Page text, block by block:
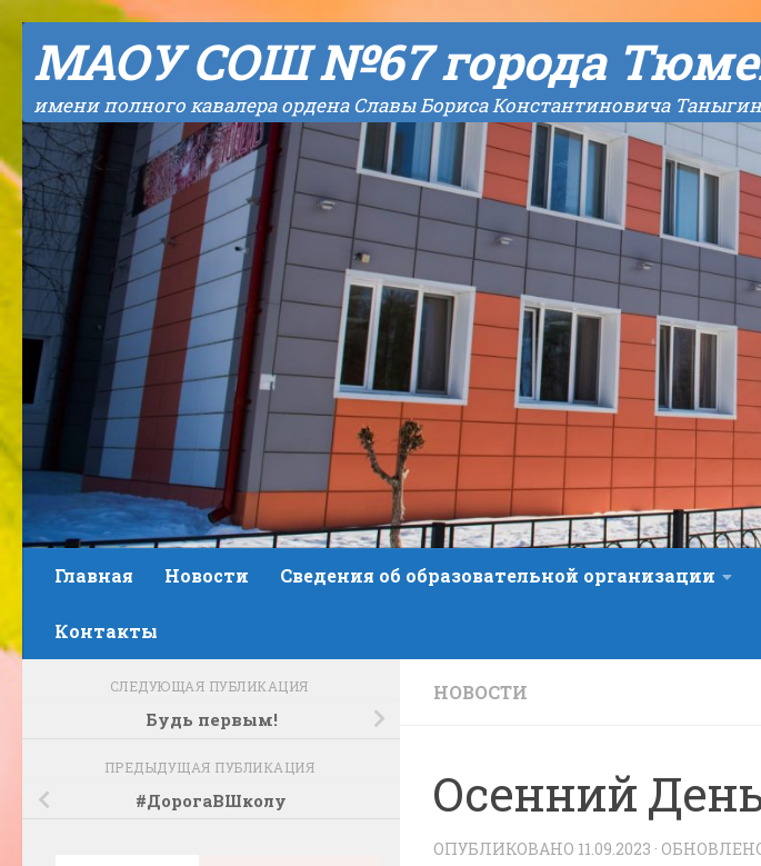
МАОУ СОШ №67 города
имени полного кавалера ордена Славы Бориса Константиновича
Главная Новости Сведения об образовательной организации
Контакты
НОВОСТИ
Осенний
ОПУБЛИКОВАНО 11.09.2023 ·
СЛЕДУЮЩАЯ ПУБЛИКАЦИЯ
Будь первым!
ПРЕДЫДУЩАЯ ПУБЛИКАЦИЯ
#ДорогаВШколу